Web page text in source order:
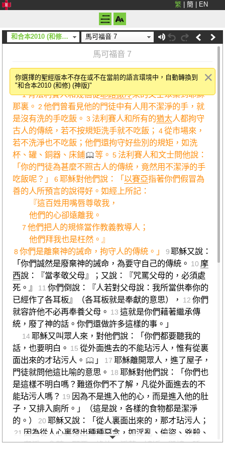
繁 簡 EN
和合本2010 (和修) (神版) 馬可福音 7
馬可福音 7
論古人的傳統
（太15．1－20）
1有法利賽人和幾個從耶路撒冷來的文士聚集到耶穌
那裏。 2 他們曾看見他的門徒中有人用不潔淨的手，就
是沒有洗的手吃飯。 3 法利賽人和所有的猶太人都拘守
古人的傳統，若不按規矩洗手就不吃飯； 4從市場來，
若不洗淨也不吃飯；他們還拘守好些別的規矩，如洗
杯、罐、銅器、床鋪
等。 5 法利賽人和文士問他說：
「你的門徒為甚麼不照古人的傳統，竟然用不潔淨的手
吃飯呢？」
6耶穌對他們說：「以賽亞指著你們假冒為
善的人所預言的說得好。如經上所記：
『這百姓用嘴唇尊敬我，
他們的心卻遠離我。
7 他們把人的規條當作教義教導人；
他們拜我也是枉然。』
8你們是離棄神的誡命，拘守人的傳統。」 9 耶穌又說：
「你們誠然是廢棄神的誡命，為要守自己的傳統。 10 摩
西說：『當孝敬父母』；又說：『咒罵父母的，必須處
死。』
11 你們倒說：『人若對父母說：我所當供奉你的
已經作了各耳板』（各耳板就是奉獻的意思），
12 你們
就容許他不必再奉養父母。 13 這就是你們藉著繼承傳
統，廢了神的話。你們還做許多這樣的事。」
14 耶穌又叫眾人來，對他們說：「你們都要聽我的
話，也要明白。 15 從外面進去的不能玷污人，惟有從裏
面出來的才玷污人。
」 17 耶穌離開眾人，進了屋子，
門徒就問他這比喻的意思。 18 耶穌對他們說：「你們也
是這樣不明白嗎？難道你們不了解，凡從外面進去的不
能玷污人嗎？ 19 因為不是進入他的心，而是進入他的肚
子，又排入廁所。」（這是說，各樣的食物都是潔淨
的。）
20 耶穌又說：「從人裏面出來的，那才玷污人；
21 因為從人心裏發出種種惡念，如淫亂、偷盜、兇殺、
22姦淫、貪婪、邪惡、詭詐、淫蕩、嫉妒、毀謗、驕
你選擇的聖經版本不存在或不在當前的語言環境中，自動轉換到
"和合本2010 (和修) (神版)"